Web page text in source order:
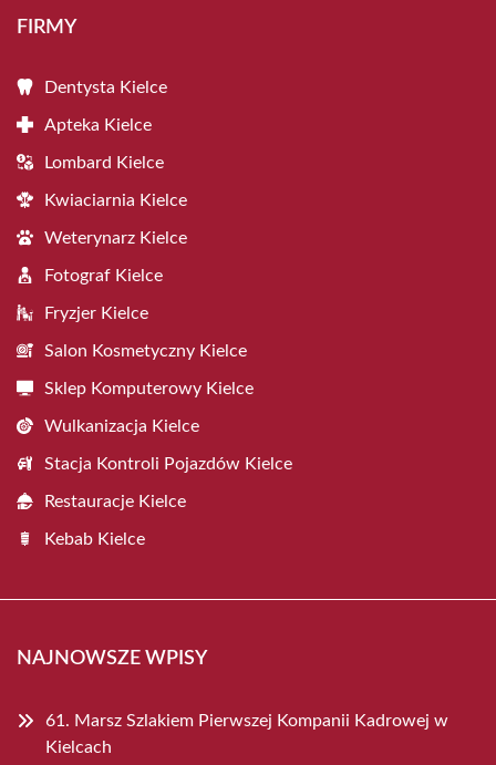
FIRMY
Dentysta Kielce
Apteka Kielce
Lombard Kielce
Kwiaciarnia Kielce
Weterynarz Kielce
Fotograf Kielce
Fryzjer Kielce
Salon Kosmetyczny Kielce
Sklep Komputerowy Kielce
Wulkanizacja Kielce
Stacja Kontroli Pojazdów Kielce
Restauracje Kielce
Kebab Kielce
NAJNOWSZE WPISY
61. Marsz Szlakiem Pierwszej Kompanii Kadrowej w
Kielcach